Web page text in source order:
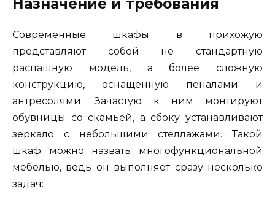
Назначение и требования
Современные шкафы в прихожую
представляют собой не стандартную
распашную модель, а более сложную
конструкцию, оснащенную пеналами и
антресолями. Зачастую к ним монтируют
обувницы со скамьей, а сбоку устанавливают
зеркало с небольшими стеллажами. Такой
шкаф можно назвать многофункциональной
мебелью, ведь он выполняет сразу несколько
задач: